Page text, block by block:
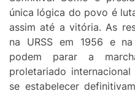
única lógica do povo é
assim até a vitória. As
na URSS em 1956 e
podem parar a
proletariado
se estabelecer